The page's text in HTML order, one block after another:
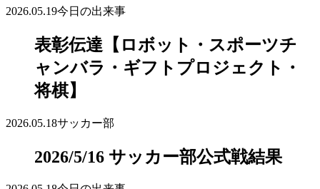
2026.05.19今日の出来事
表彰伝達【ロボット・スポーツチ
ャンバラ・ギフトプロジェクト・
将棋】
2026.05.18サッカー部
2026/5/16 サッカー部公式戦結果